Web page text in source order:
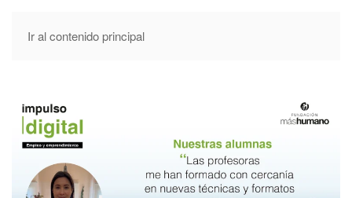
Ir al contenido principal